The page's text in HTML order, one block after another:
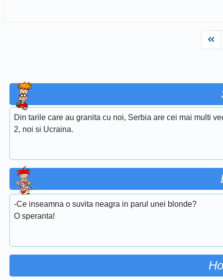
Din tarile care au granita cu noi, Serbia are cei mai multi
2, noi si Ucraina.
-Ce inseamna o suvita neagra in parul unei blonde?
O speranta!